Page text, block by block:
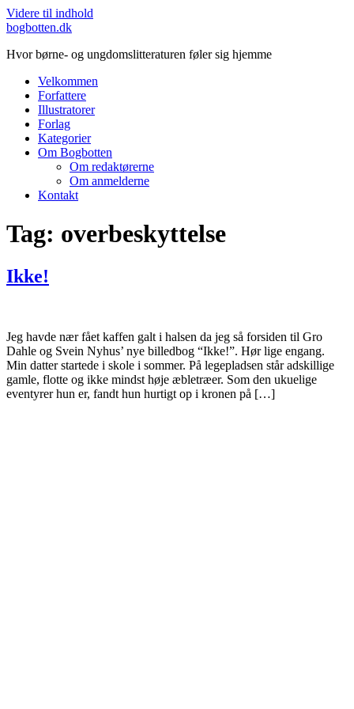
Videre til indhold
bogbotten.dk
Hvor børne- og ungdomslitteraturen føler sig hjemme
Velkommen
Forfattere
Illustratorer
Forlag
Kategorier
Om Bogbotten
Om redaktørerne
Om anmelderne
Kontakt
Tag: overbeskyttelse
Ikke!
Jeg havde nær fået kaffen galt i halsen da jeg så forsiden til Gro
Dahle og Svein Nyhus’ nye billedbog “Ikke!”. Hør lige engang.
Min datter startede i skole i sommer. På legepladsen står adskillige
gamle, flotte og ikke mindst høje æbletræer. Som den ukuelige
eventyrer hun er, fandt hun hurtigt op i kronen på […]